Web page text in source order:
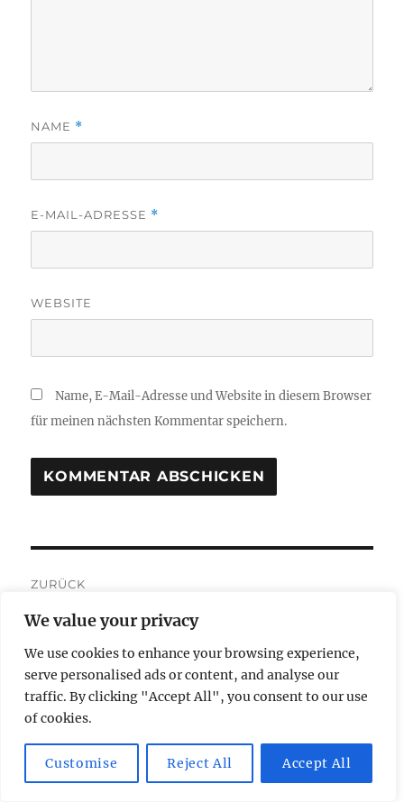
We value your privacy
We use cookies to enhance your browsing experience,
serve personalised ads or content, and analyse our
traffic. By clicking "Accept All", you consent to our use
of cookies.
Customise Reject All Accept All
NAME *
E-MAIL-ADRESSE *
WEBSITE
Name, E-Mail-Adresse und Website in diesem Browser
für meinen nächsten Kommentar speichern.
ZURÜCK
Vorheriger
Economy Class: Emirates oder
Etihad?
WEITER
Nächster
Beitrag:
east Hotel, Harbour Corner
Room: Bewertung